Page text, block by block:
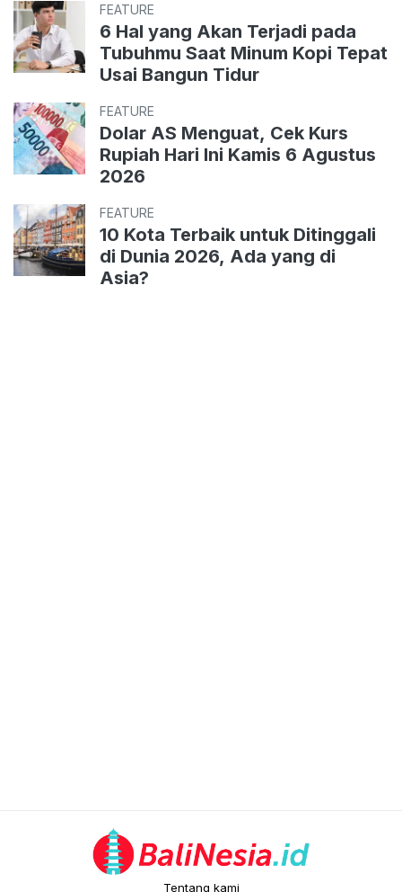
FEATURE
6 Hal yang Akan Terjadi pada
Tubuhmu Saat Minum Kopi Tepat
Usai Bangun Tidur
FEATURE
Dolar AS Menguat, Cek Kurs
Rupiah Hari Ini Kamis 6 Agustus
2026
FEATURE
10 Kota Terbaik untuk Ditinggali
di Dunia 2026, Ada yang di
Asia?
Tentang kami